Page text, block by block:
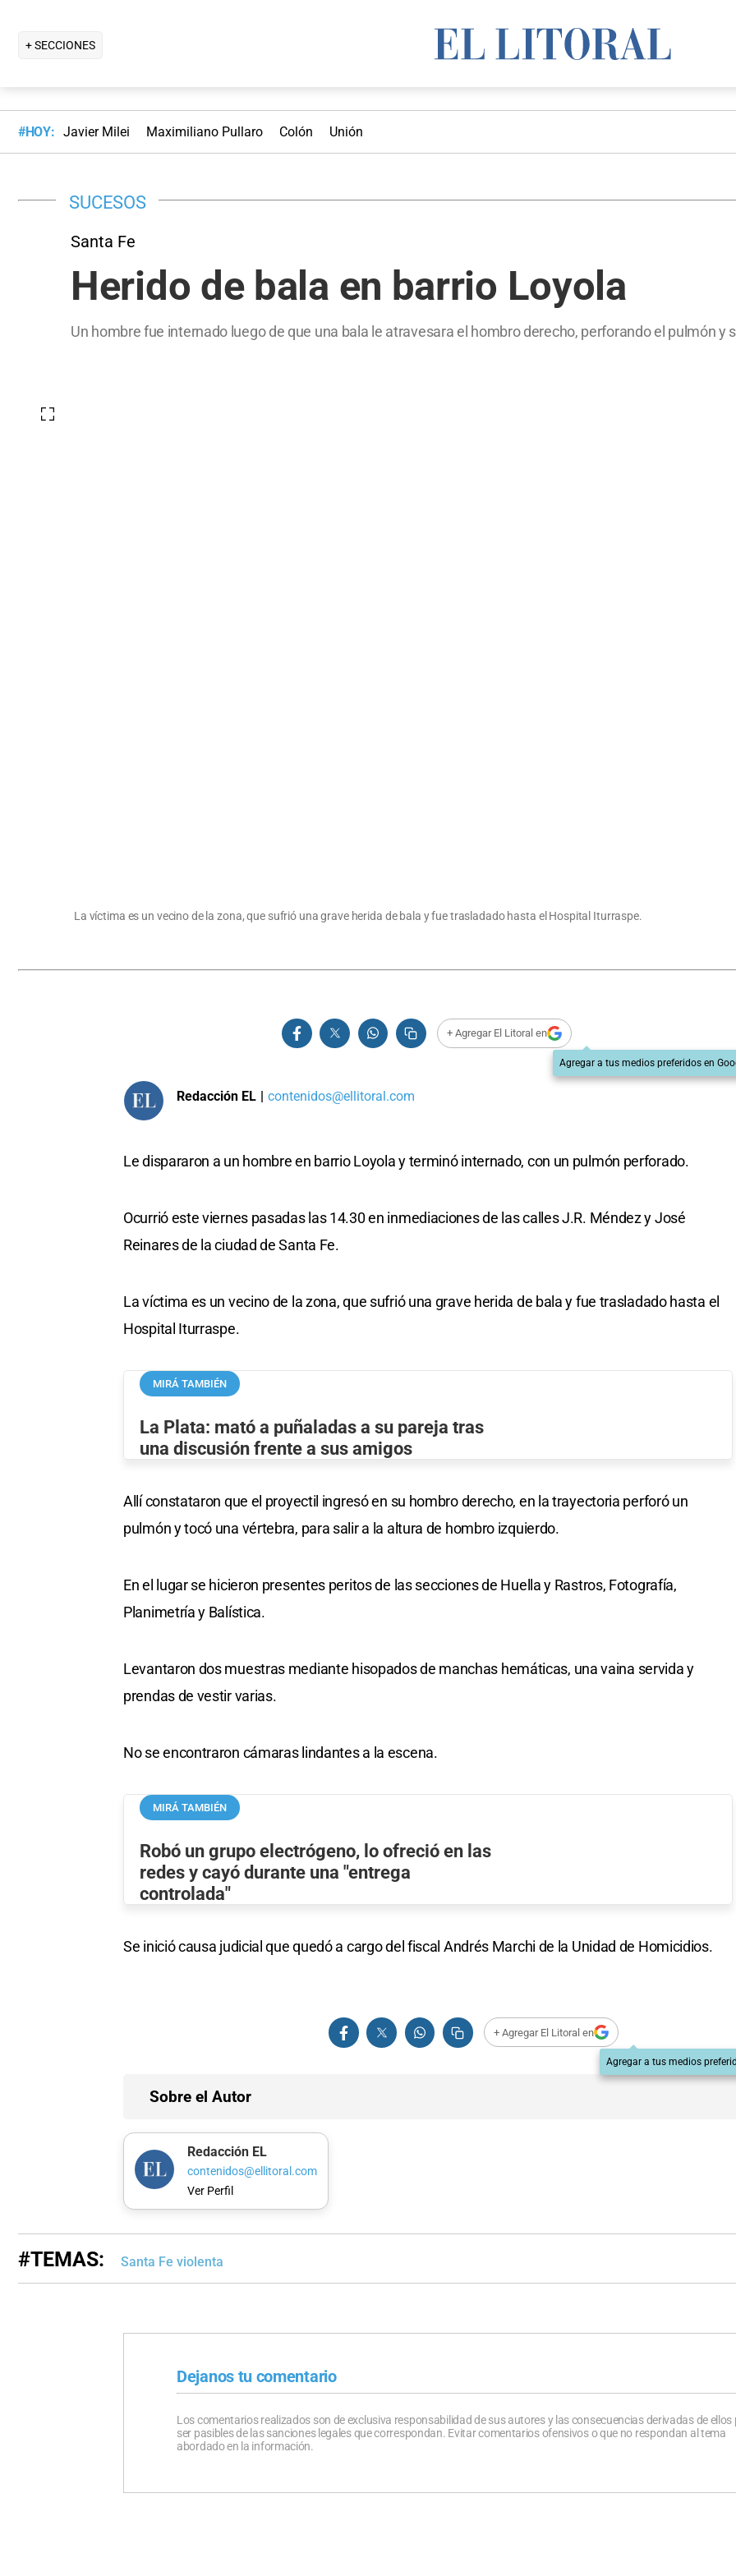
+ SECCIONES
#HOY: Javier Milei Maximiliano Pullaro Colón Unión
SUCESOS
Santa Fe
Herido de bala en barrio Loyola
Un hombre fue internado luego de que una bala le atravesara el hombro derecho, perforando el pulmón y
La víctima es un vecino de la zona, que sufrió una grave herida de bala y fue trasladado hasta el Hospital Iturraspe.
+ Agregar El Litoral en
Agregar a tus medios preferidos en
Redacción EL | contenidos@ellitoral.com
Le dispararon a un hombre en barrio Loyola y terminó internado, con un pulmón perforado.
Ocurrió este viernes pasadas las 14.30 en inmediaciones de las calles J.R. Méndez y José
Reinares de la ciudad de Santa Fe.
La víctima es un vecino de la zona, que sufrió una grave herida de bala y fue trasladado hasta el
Hospital Iturraspe.
MIRÁ TAMBIÉN
La Plata: mató a puñaladas a su pareja tras
una discusión frente a sus amigos
Allí constataron que el proyectil ingresó en su hombro derecho, en la trayectoria perforó un
pulmón y tocó una vértebra, para salir a la altura de hombro izquierdo.
En el lugar se hicieron presentes peritos de las secciones de Huella y Rastros, Fotografía,
Planimetría y Balística.
Levantaron dos muestras mediante hisopados de manchas hemáticas, una vaina servida y
prendas de vestir varias.
No se encontraron cámaras lindantes a la escena.
MIRÁ TAMBIÉN
Robó un grupo electrógeno, lo ofreció en las
redes y cayó durante una "entrega
controlada"
Se inició causa judicial que quedó a cargo del fiscal Andrés Marchi de la Unidad de Homicidios.
+ Agregar El Litoral en
Agregar a tus medios
Sobre el Autor
Redacción EL
contenidos@ellitoral.com
Ver Perfil
#TEMAS: Santa Fe violenta
Dejanos tu comentario
Los comentarios realizados son de exclusiva responsabilidad de sus autores y las consecuencias derivadas de ellos
ser pasibles de las sanciones legales que correspondan. Evitar comentarios ofensivos o que no respondan al tema
abordado en la información.